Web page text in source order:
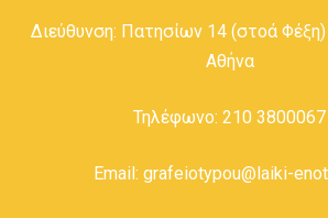
Διεύθυνση: Πατησίων 14 (στοά
Αθήνα
Τηλέφωνο: 210 3800067
Email: grafeiotypou@laiki-